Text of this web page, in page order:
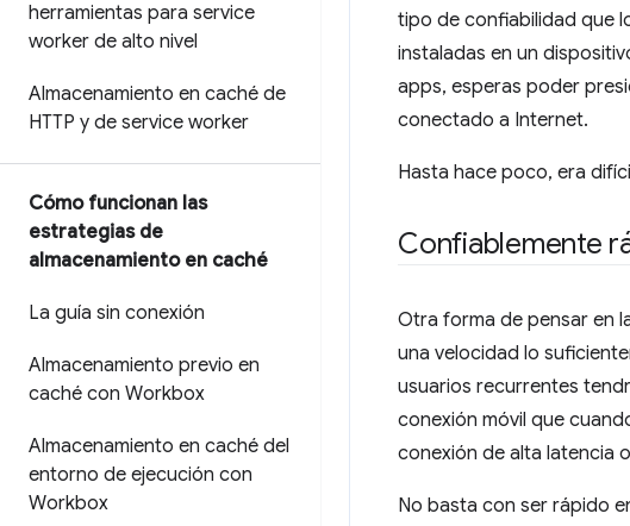
herramientas para service
worker de alto nivel
Almacenamiento en caché de
HTTP y de service worker
Cómo funcionan las
estrategias de
almacenamiento en caché
La guía sin conexión
Almacenamiento previo en
caché con Workbox
Almacenamiento en caché del
entorno de ejecución con
Workbox
tipo de confiabilidad que
instaladas en un
apps, esperas poder
conectado a Internet.
Hasta hace poco, era
Confiablemente
Otra forma de pensar en
una velocidad lo
usuarios recurrentes
conexión móvil que
conexión de alta latencia
No basta con ser rápido